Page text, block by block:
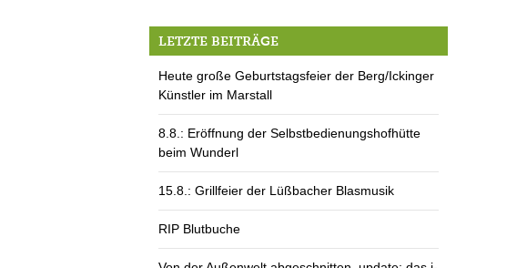
LETZTE BEITRÄGE
Heute große Geburtstagsfeier der Berg/Ickinger
Künstler im Marstall
8.8.: Eröffnung der Selbstbedienungshofhütte
beim Wunderl
15.8.: Grillfeier der Lüßbacher Blasmusik
RIP Blutbuche